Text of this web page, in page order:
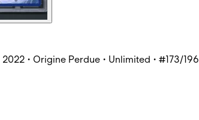
• Origine Perdue • Unlimited • #173/196